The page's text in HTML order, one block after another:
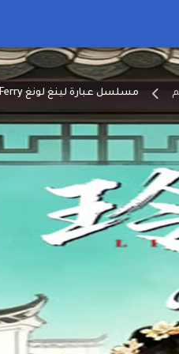
مسلسل عبارة لينغ لونغ Ling Long's Ferry الحلقة 20 مترجمة